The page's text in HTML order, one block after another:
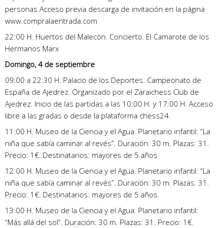
personas Acceso previa descarga de invitación en la página
www.compralaentrada.com
22:00 H. Huertos del Malecón. Concierto. El Camarote de los
Hermanos Marx
Domingo, 4 de septiembre
09:00 a 22:30 H. Palacio de los Deportes. Campeonato de
España de Ajedrez. Organizado por el Zaraichess Club de
Ajedrez. Inicio de las partidas a las 10:00 H. y 17:00 H. Acceso
libre a las gradas o desde la plataforma chess24.
11:00 H. Museo de la Ciencia y el Agua. Planetario infantil: “La
niña que sabía caminar al revés”. Duración: 30 m. Plazas: 31.
Precio: 1€. Destinatarios: mayores de 5 años
12:00 H. Museo de la Ciencia y el Agua. Planetario infantil: “La
niña que sabía caminar al revés”. Duración: 30 m. Plazas: 31.
Precio: 1€. Destinatarios: mayores de 5 años.
13:00 H. Museo de la Ciencia y el Agua. Planetario infantil:
“Más allá del sol”. Duración: 30 m. Plazas: 31. Precio: 1€.